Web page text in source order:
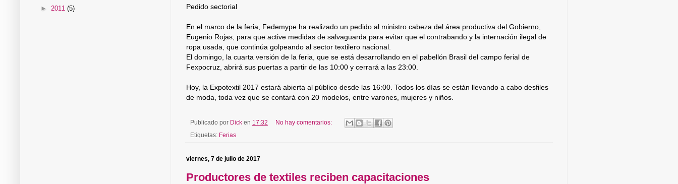
Pedido sectorial
En el marco de la feria, Fedemype ha realizado un pedido al ministro cabeza del área productiva del Gobierno,
Eugenio Rojas, para que active medidas de salvaguarda para evitar que el contrabando y la internación ilegal de
ropa usada, que continúa golpeando al sector textilero nacional.
El domingo, la cuarta versión de la feria, que se está desarrollando en el pabellón Brasil del campo ferial de
Fexpocruz, abrirá sus puertas a partir de las 10:00 y cerrará a las 23:00.
Hoy, la Expotextil 2017 estará abierta al público desde las 16:00. Todos los días se están llevando a cabo desfiles
de moda, toda vez que se contará con 20 modelos, entre varones, mujeres y niños.
Publicado por Dick en 17:32
No hay comentarios:
Etiquetas: Ferias
viernes, 7 de julio de 2017
Productores de textiles reciben capacitaciones
► 2011 (5)